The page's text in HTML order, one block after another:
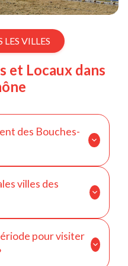
VILLES
et Locaux dans
des Bouches-
Alpes-Côte d’Azur, au
villes des
pour visiter